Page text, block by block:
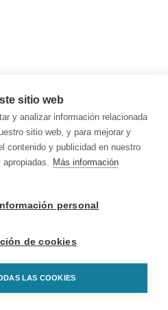
sitio web
y analizar información relacionada
sitio web, y para mejorar y
contenido y publicidad en nuestro
Más información
personal
de cookies
LAS COOKIES